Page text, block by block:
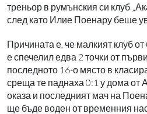
треньор в румънския си клуб
след като Илие Поенару беше
Причината е, че малкият клуб
е спечелил едва 2 точки от
последното 16-о място в
среща те паднаха 0:1 у дома от
оказа и последният мач на
ще бъде воден от временния